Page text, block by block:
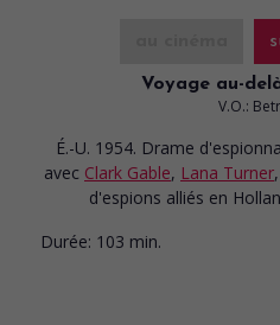
Voyage au-
V.O.:
É.-U. 1954. Drame
avec Clark Gable, Lana Turner,
d'espions alliés en
Durée: 103 min.